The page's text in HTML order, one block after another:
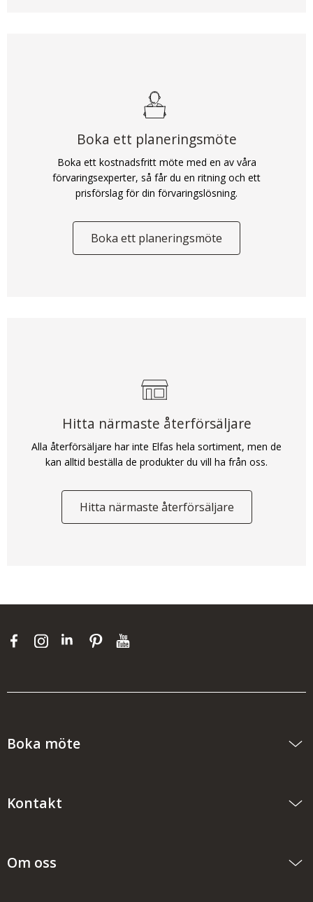
Boka ett planeringsmöte
Boka ett kostnadsfritt möte med en av våra
förvaringsexperter, så får du en ritning och ett
prisförslag för din förvaringslösning.
Boka ett planeringsmöte
Hitta närmaste återförsäljare
Alla återförsäljare har inte Elfas hela sortiment, men de
kan alltid beställa de produkter du vill ha från oss.
Hitta närmaste återförsäljare
Boka möte
Kontakt
Om oss